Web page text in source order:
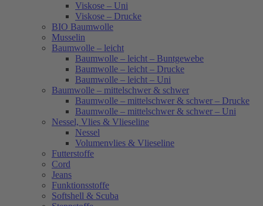
Viskose – Uni
Viskose – Drucke
BIO Baumwolle
Musselin
Baumwolle – leicht
Baumwolle – leicht – Buntgewebe
Baumwolle – leicht – Drucke
Baumwolle – leicht – Uni
Baumwolle – mittelschwer & schwer
Baumwolle – mittelschwer & schwer – Drucke
Baumwolle – mittelschwer & schwer – Uni
Nessel, Vlies & Vlieseline
Nessel
Volumenvlies & Vlieseline
Futterstoffe
Cord
Jeans
Funktionsstoffe
Softshell & Scuba